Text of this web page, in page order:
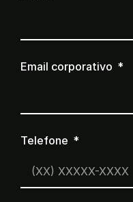
Email corporativo
Telefone